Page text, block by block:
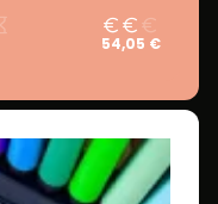
54,05 €